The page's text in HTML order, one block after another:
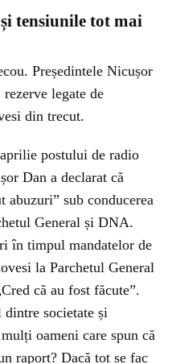
tensiunile tot mai
Președintele Nicușor
legate de
din trecut.
postului de radio
Dan a declarat că
abuzuri” sub conducerea
General și DNA.
în timpul mandatelor de
la Parchetul General
că au fost făcute”.
societate și
oameni care spun că
raport? Dacă tot se fac